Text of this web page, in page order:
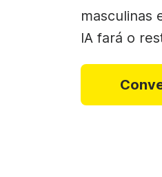
masculinas
IA fará o